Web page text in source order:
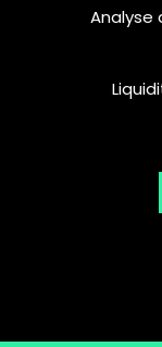
Analyse